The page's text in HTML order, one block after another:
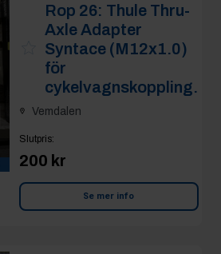
Rop 26: Thule Thru-
Axle Adapter
Syntace (M12x1.0)
för
cykelvagnskoppling.
Vemdalen
Slutpris:
200 kr
Se mer info